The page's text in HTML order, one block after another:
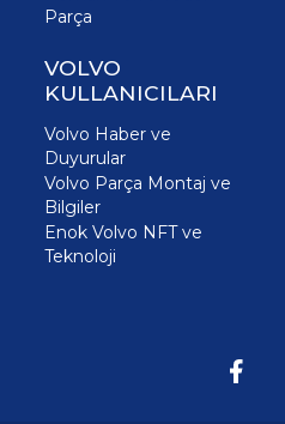
Parça
VOLVO
KULLANICILARI
Volvo Haber ve
Duyurular
Volvo Parça Montaj ve
Bilgiler
Enok Volvo NFT ve
Teknoloji